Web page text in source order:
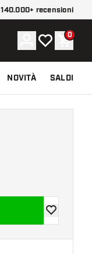
140.000+ recensioni
Account
La mia lista
0
NOVITÀ SALDI
aggiungi